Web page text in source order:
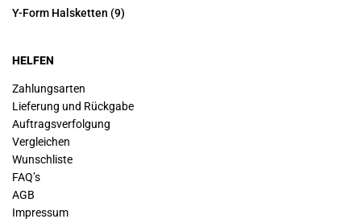
Y-Form Halsketten (9)
HELFEN
Zahlungsarten
Lieferung und Rückgabe
Auftragsverfolgung
Vergleichen
Wunschliste
FAQ’s
AGB
Impressum